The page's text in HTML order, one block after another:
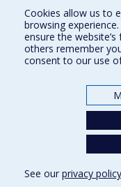
Find us
Site map
Accessibility
Cookies allow us to
browsing
ensure the
others remember
consent to our use
See our privacy policy